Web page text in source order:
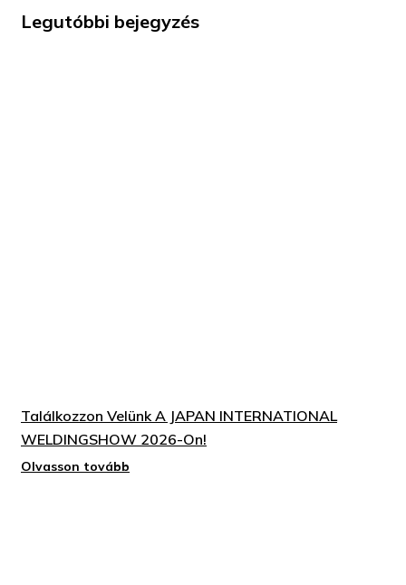
Legutóbbi bejegyzés
Találkozzon Velünk A JAPAN INTERNATIONAL
WELDINGSHOW 2026-On!
Olvasson tovább